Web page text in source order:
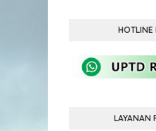
HOTLINE
LAYANAN